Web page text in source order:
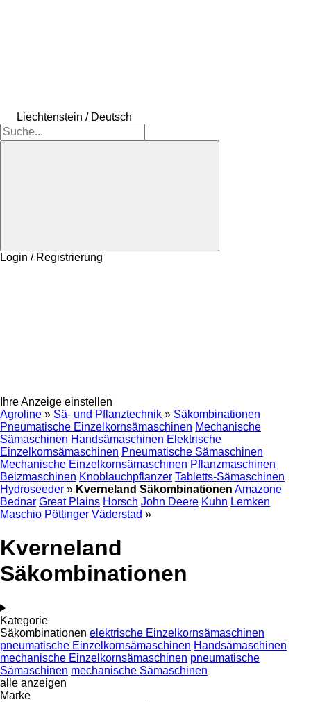
Liechtenstein / Deutsch
Login / Registrierung
Ihre Anzeige einstellen
Agroline » Sä- und Pflanztechnik » Säkombinationen
Pneumatische Einzelkornsämaschinen Mechanische
Sämaschinen Handsämaschinen Elektrische
Einzelkornsämaschinen Pneumatische Sämaschinen
Mechanische Einzelkornsämaschinen Pflanzmaschinen
Beizmaschinen Knoblauchpflanzer Tabletts-Sämaschinen
Hydroseeder » Kverneland Säkombinationen Amazone
Bednar Great Plains Horsch John Deere Kuhn Lemken
Maschio Pöttinger Väderstad »
Kverneland
Säkombinationen
Kategorie
Säkombinationen elektrische Einzelkornsämaschinen
pneumatische Einzelkornsämaschinen Handsämaschinen
mechanische Einzelkornsämaschinen pneumatische
Sämaschinen mechanische Sämaschinen
alle anzeigen
Marke